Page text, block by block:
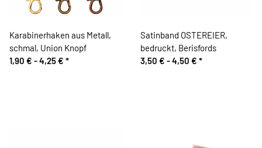
Karabinerhaken aus Metall,
schmal, Union Knopf
1,90 € -4,25 € *
Satinband OSTEREIER,
bedruckt, Berisfords
3,50 € -4,50 € *